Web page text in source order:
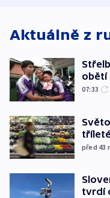
Aktuálně z
obětí
07:33
před 43
tvrdí